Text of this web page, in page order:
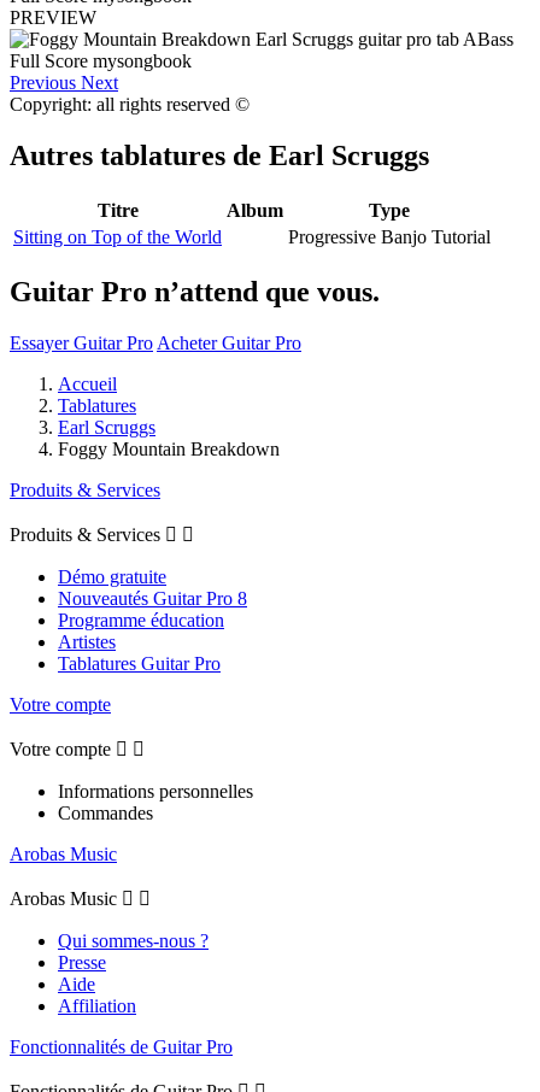
PREVIEW
Previous Next
Copyright: all rights reserved ©
Autres tablatures de Earl Scruggs
Titre Album
Type
Sitting on Top of the World
Progressive Banjo Tutorial
Guitar Pro n’attend que vous.
Essayer Guitar Pro Acheter Guitar Pro
Accueil
Tablatures
Earl Scruggs
Foggy Mountain Breakdown
Produits & Services
Produits & Services  
Démo gratuite
Nouveautés Guitar Pro 8
Programme éducation
Artistes
Tablatures Guitar Pro
Votre compte
Votre compte  
Informations personnelles
Commandes
Arobas Music
Arobas Music  
Qui sommes-nous ?
Presse
Aide
Affiliation
Fonctionnalités de Guitar Pro